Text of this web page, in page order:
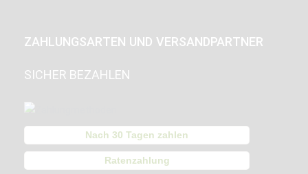
ZAHLUNGSARTEN UND VERSANDPARTNER
SICHER BEZAHLEN
Nach 30 Tagen zahlen
Ratenzahlung